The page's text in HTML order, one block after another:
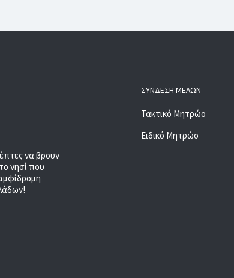
να βρουν
νησί που
ΣΎΝΔΕΣΗ ΜΕΛΏΝ
Τακτικό Μητρώο
Ειδικό Μητρώο